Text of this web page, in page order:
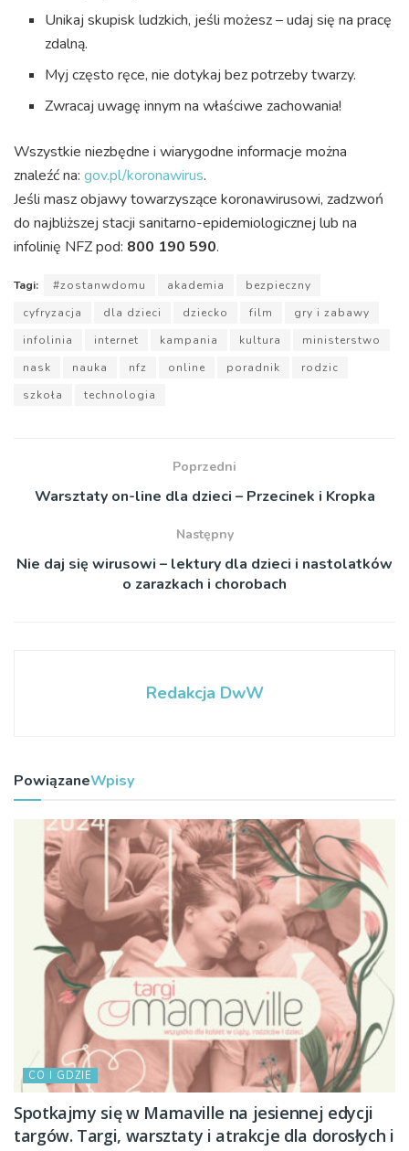
Unikaj skupisk ludzkich, jeśli możesz – udaj się na pracę
zdalną.
Myj często ręce, nie dotykaj bez potrzeby twarzy.
Zwracaj uwagę innym na właściwe zachowania!
Wszystkie niezbędne i wiarygodne informacje można
znaleźć na: gov.pl/koronawirus.
Jeśli masz objawy towarzyszące koronawirusowi, zadzwoń
do najbliższej stacji sanitarno-epidemiologicznej lub na
infolinię NFZ pod: 800 190 590.
Tagi: #zostanwdomu akademia
bezpieczny
cyfryzacja
dla dzieci dziecko film
gry i zabawy
infolinia
internet kampania kultura
ministerstwo
nask
nauka nfz online poradnik
rodzic
szkoła
technologia
Poprzedni
Warsztaty on-line dla dzieci – Przecinek i Kropka
Następny
Nie daj się wirusowi – lektury dla dzieci i nastolatków
o zarazkach i chorobach
Redakcja DwW
PowiązaneWpisy
CO I GDZIE
Spotkajmy się w Mamaville na jesiennej edycji
targów. Targi, warsztaty i atrakcje dla dorosłych i